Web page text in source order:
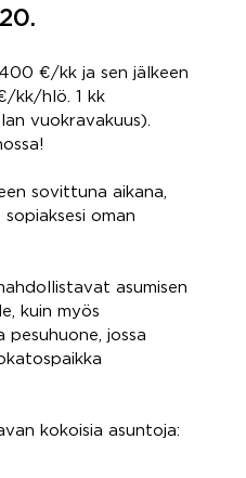
€/kk ja sen jälkeen
kk/hlö. 1 kk
vuokravakuus).
sovittuna aikana,
oman
asumisen
kuin myös
pesuhuone, jossa
kokoisia asuntoja: